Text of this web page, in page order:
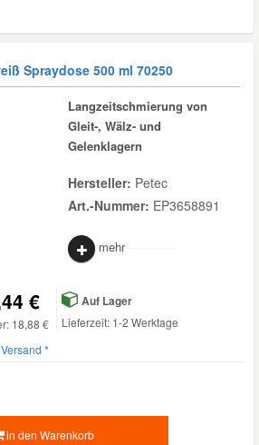
Spraydose 500 ml 70250
Langzeitschmierung von
Gleit-, Wälz- und
Gelenklagern
Hersteller: Petec
Art.-Nummer: EP3658891
mehr
€
18,88 €
Versand *
Auf Lager
Lieferzeit: 1-2 Werktage
in den Warenkorb